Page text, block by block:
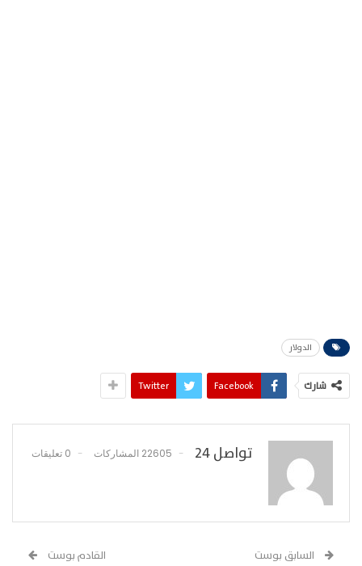
الدولار
شارك Facebook
Twitter
تواصل 24 22605 المشاركات 0 تعليقات
السابق بوست القادم بوست